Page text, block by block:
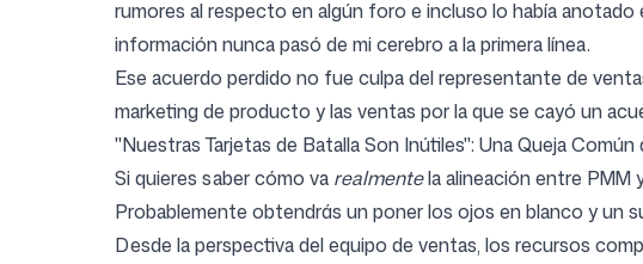
rumores al respecto en algún foro e incluso lo había anotado
información nunca pasó de mi cerebro a la primera línea.
Ese acuerdo perdido no fue culpa del representante de
marketing de producto y las ventas por la que se cayó un
"Nuestras Tarjetas de Batalla Son Inútiles": Una Queja
Si quieres saber cómo va realmentela alineación entre PMM
Probablemente obtendrás un poner los ojos en blanco y un
Desde la perspectiva del equipo de ventas, los recursos